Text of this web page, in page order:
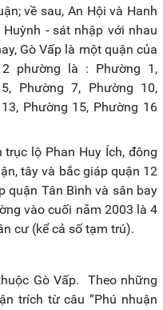
về sau, An Hội và Hanh
- sát nhập với nhau
Gò Vấp là một quận của
phường là : Phường 1,
Phường 7, Phường 10,
Phường 15, Phường 16
lộ Phan Huy Ích, đông
tây và bắc giáp quận 12
quận Tân Bình và sân bay
vào cuối năm 2003 là 4
cư (kể cả số tạm trú).
Gò Vấp. Theo những
trích từ câu “Phú nhuận